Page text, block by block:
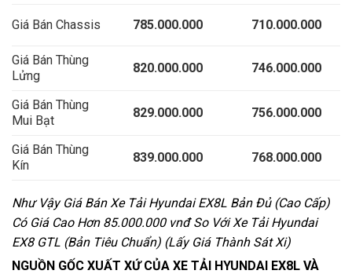
Giá Bán Chassis 785.000.000 710.000.000
Giá Bán Thùng
Lửng
820.000.000 746.000.000
Giá Bán Thùng
Mui Bạt
829.000.000 756.000.000
Giá Bán Thùng
Kín
839.000.000 768.000.000
Như Vậy Giá Bán Xe Tải Hyundai EX8L Bản Đủ (Cao Cấp)
Có Giá Cao Hơn 85.000.000 vnđ So Với Xe Tải Hyundai
EX8 GTL (Bản Tiêu Chuẩn) (Lấy Giá Thành Sát Xi)
NGUỒN GỐC XUẤT XỨ CỦA XE TẢI HYUNDAI EX8L VÀ